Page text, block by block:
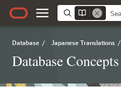
Database / Japanese Translations /
Database Concepts